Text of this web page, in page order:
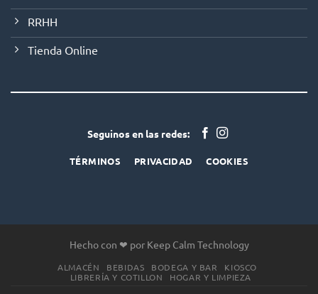
RRHH
Tienda Online
Seguinos en las redes:
TÉRMINOS PRIVACIDAD COOKIES
Hecho con ❤ por Keep Calm Technology
ALMACÉN BEBIDAS BODEGA Y BAR
KIOSCO
LIBRERÍA Y COTILLON
HOGAR Y LIMPIEZA